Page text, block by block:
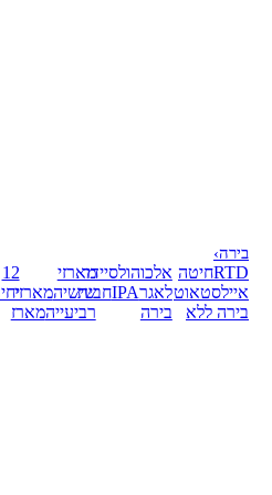
בירה›
RTDחיטה
איילסטאוט
בירה ללא
אלכוהולסיידר
לאגרIPAחבית
בירה
מארזי
שישיהמארזי
רביעייהמארז
12